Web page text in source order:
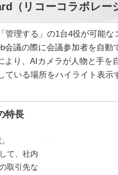
（リコーコラボレー
管理する」の1台4役が可能
会議の際に会議参加者を自動
より、AIカメラが人物と手を
いる場所をハイライト表示
特長
て、社内
取引先な